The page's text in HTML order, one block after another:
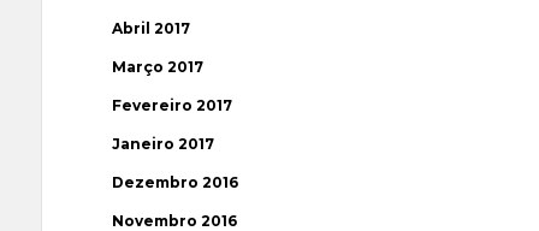
Abril 2017
Março 2017
Fevereiro 2017
Janeiro 2017
Dezembro 2016
Novembro 2016